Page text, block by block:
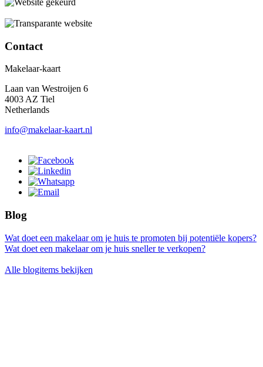
Contact
Makelaar-kaart
Laan van Westroijen 6
4003 AZ Tiel
Netherlands
info@makelaar-kaart.nl
Blog
Wat doet een makelaar om je huis te promoten bij potentiële kopers?
Wat doet een makelaar om je huis sneller te verkopen?
Alle blogitems bekijken